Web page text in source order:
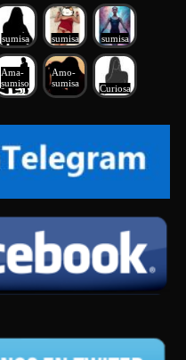
sumisa sumisa sumisa
Ama-
sumiso
Amo-
sumisa
Curiosa